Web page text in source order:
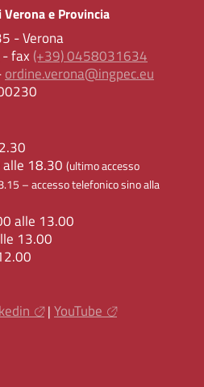
e Provincia
- Verona
- fax (+39) 0458031634
ordine.verona@ingpec.eu
18.30 (ultimo accesso
– accesso telefonico sino alla
alle 13.00
13.00
| YouTube